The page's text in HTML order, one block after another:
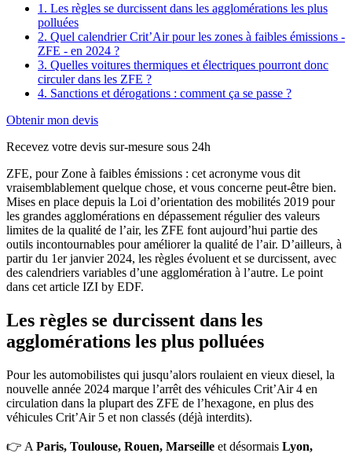
1. Les règles se durcissent dans les agglomérations les plus
polluées
2. Quel calendrier Crit’Air pour les zones à faibles émissions -
ZFE - en 2024 ?
3. Quelles voitures thermiques et électriques pourront donc
circuler dans les ZFE ?
4. Sanctions et dérogations : comment ça se passe ?
Obtenir mon devis
Recevez votre devis sur-mesure sous 24h
ZFE, pour Zone à faibles émissions : cet acronyme vous dit
vraisemblablement quelque chose, et vous concerne peut-être bien.
Mises en place depuis la Loi d’orientation des mobilités 2019 pour
les grandes agglomérations en dépassement régulier des valeurs
limites de la qualité de l’air, les ZFE font aujourd’hui partie des
outils incontournables pour améliorer la qualité de l’air. D’ailleurs, à
partir du 1er janvier 2024, les règles évoluent et se durcissent, avec
des calendriers variables d’une agglomération à l’autre. Le point
dans cet article IZI by EDF.
Les règles se durcissent dans les
agglomérations les plus polluées
Pour les automobilistes qui jusqu’alors roulaient en vieux diesel, la
nouvelle année 2024 marque l’arrêt des véhicules Crit’Air 4 en
circulation dans la plupart des ZFE de l’hexagone, en plus des
véhicules Crit’Air 5 et non classés (déjà interdits).
👉 A Paris, Toulouse, Rouen, Marseille et désormais Lyon,